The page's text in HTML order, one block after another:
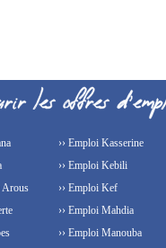
Arous
›› Emploi Kasserine
›› Emploi Kebili
›› Emploi Kef
›› Emploi Mahdia
›› Emploi Manouba